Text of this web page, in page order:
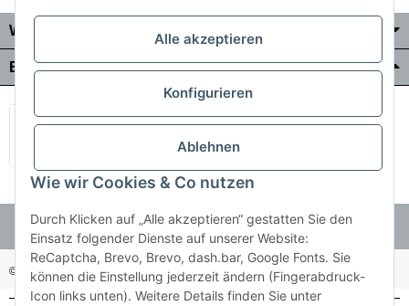
Wo Sie uns finden
Bezahlung & Versand
© Holzner-Trading GmbH&Co KG Besucherzähler: 3510286
Alle akzeptieren
Konfigurieren
Ablehnen
Wie wir Cookies & Co nutzen
Durch Klicken auf „Alle akzeptieren“ gestatten Sie den
Einsatz folgender Dienste auf unserer Website:
ReCaptcha, Brevo, Brevo, dash.bar, Google Fonts. Sie
können die Einstellung jederzeit ändern (Fingerabdruck-
Icon links unten). Weitere Details finden Sie unter